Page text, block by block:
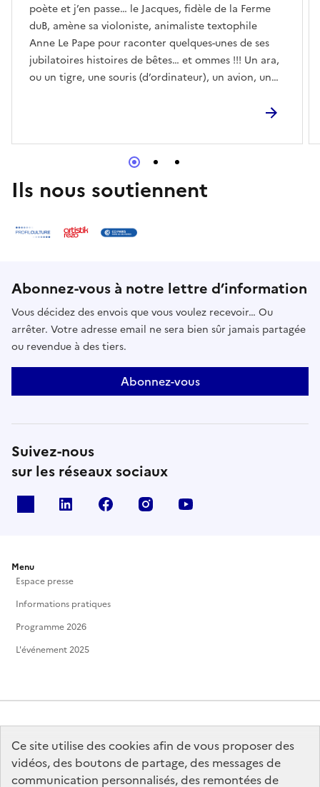
Ce site utilise des cookies afin de vous proposer des
vidéos, des boutons de partage, des messages de
communication personnalisés, des remontées de
poète et j’en passe… le Jacques, fidèle de la Ferme
duB, amène sa violoniste, animaliste textophile
Anne Le Pape pour raconter quelques-unes de ses
jubilatoires histoires de bêtes… et ommes !!! Un ara,
ou un tigre, une souris (d’ordinateur), un avion, un
Canard enchaîné… RebotYEAH d’Amour !!!Attention
le rdv se fait au Champ de la Garde, au 18 rue
Anatole France 92000 Nanterre.Plan ici
Ils nous soutiennent
Abonnez-vous à notre lettre d’information
Vous décidez des envois que vous voulez recevoir… Ou
arrêter. Votre adresse email ne sera bien sûr jamais partagée
ou revendue à des tiers.
Abonnez-vous
Suivez-nous
sur les réseaux sociaux
Linkedin Facebook Instagram
Menu
Espace presse
Informations pratiques
Programme 2026
L'événement 2025
MINISTÈRE
DE LA CULTURE